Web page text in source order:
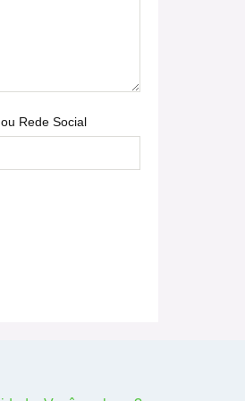
ou Rede Social